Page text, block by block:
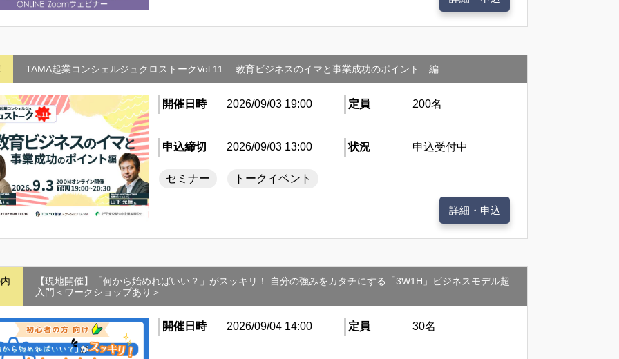
TAMA起業コンシェルジュクロストークVol.11 教育ビジネスのイマと事業成功のポイント 編
開催日時 2026/09/03 19:00 定員 200名
申込締切 2026/09/03 13:00 状況 申込受付中
セミナー トークイベント
詳細・申込
【現地開催】「何から始めればいい？」がスッキリ！ 自分の強みをカタチにする「3W1H」ビジネスモデル超
入門＜ワークショップあり＞
開催日時 2026/09/04 14:00 定員 30名